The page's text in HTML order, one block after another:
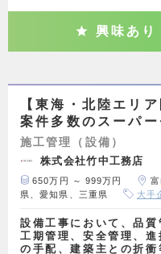
興味あり
【東海・北陸エリ
案件多数のスーパー
施工管理（設備）
株式会社竹中工務店
650万円 ～ 999万円
県、愛知県、三重県
大手
設備工事において、品質
工期管理、安全管理、
の手配、建築主との折